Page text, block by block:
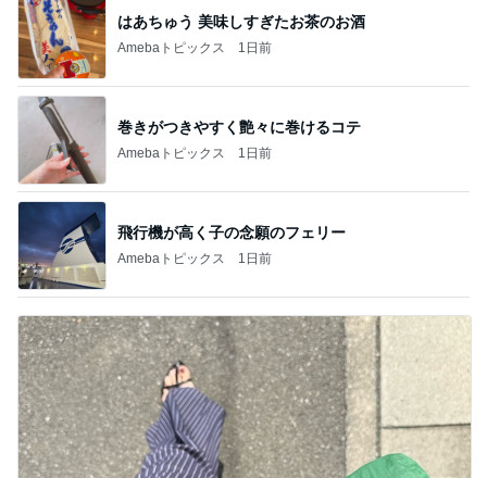
はあちゅう 美味しすぎたお茶のお酒
Amebaトピックス 1日前
巻きがつきやすく艶々に巻けるコテ
Amebaトピックス 1日前
飛行機が高く子の念願のフェリー
Amebaトピックス 1日前